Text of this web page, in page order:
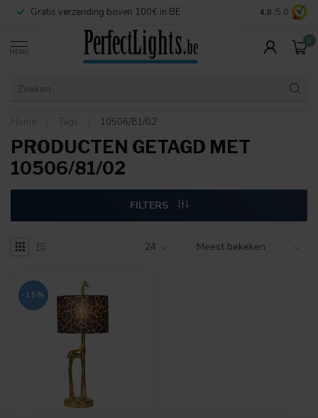
Gratis verzending boven 100€ in BE Veilige
4.0 /5.0
MENU
0
Home Tags 10506/81/02
PRODUCTEN GETAGD MET
10506/81/02
FILTERS
-15%